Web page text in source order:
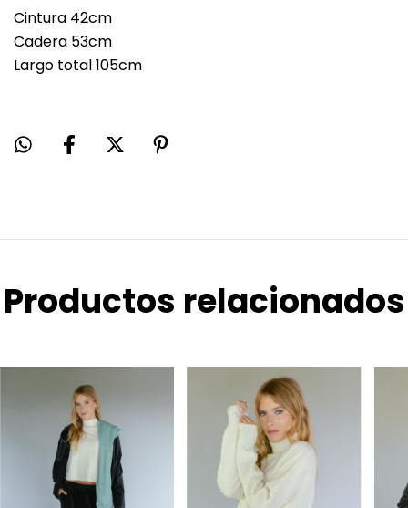
Cintura 42cm
Cadera 53cm
Largo total 105cm
Productos relacionados